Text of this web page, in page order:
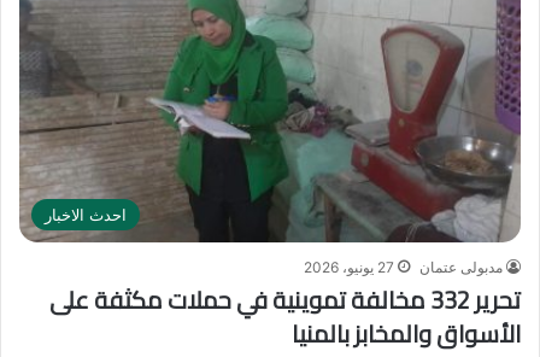
احدث الاخبار
مدبولى عتمان 27 يونيو، 2026
تحرير 332 مخالفة تموينية في حملات مكثفة على
الأسواق والمخابز بالمنيا